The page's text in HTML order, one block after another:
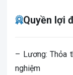
Quyền lợi
– Lương: Thỏa
nghiệm